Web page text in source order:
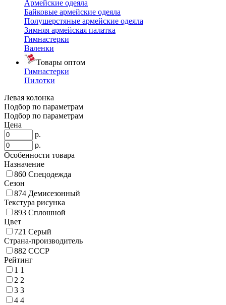
Армейские одеяла
Байковые армейские одеяла
Полушерстяные армейские одеяла
Зимняя армейская палатка
Гимнастерки
Валенки
Товары оптом
Гимнастерки
Пилотки
Левая колонка
Подбор по параметрам
Подбор по параметрам
Цена
р.
р.
Особенности товара
Назначение
860 Спецодежда
Сезон
874 Демисезонный
Текстура рисунка
893 Сплошной
Цвет
721 Серый
Страна-производитель
882 СССР
Рейтинг
1 1
2 2
3 3
4 4